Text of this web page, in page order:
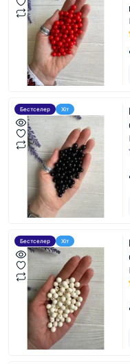
Бестселер Хіт
Бестселер Хіт